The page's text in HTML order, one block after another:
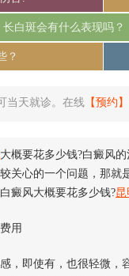
长白斑会有什么表现吗？
？
当天就诊。在线 【预约】
大概要花多少钱?白癜风
关心的一个问题，那
癜风大概要花多少钱?
用
即使有，也很轻微，